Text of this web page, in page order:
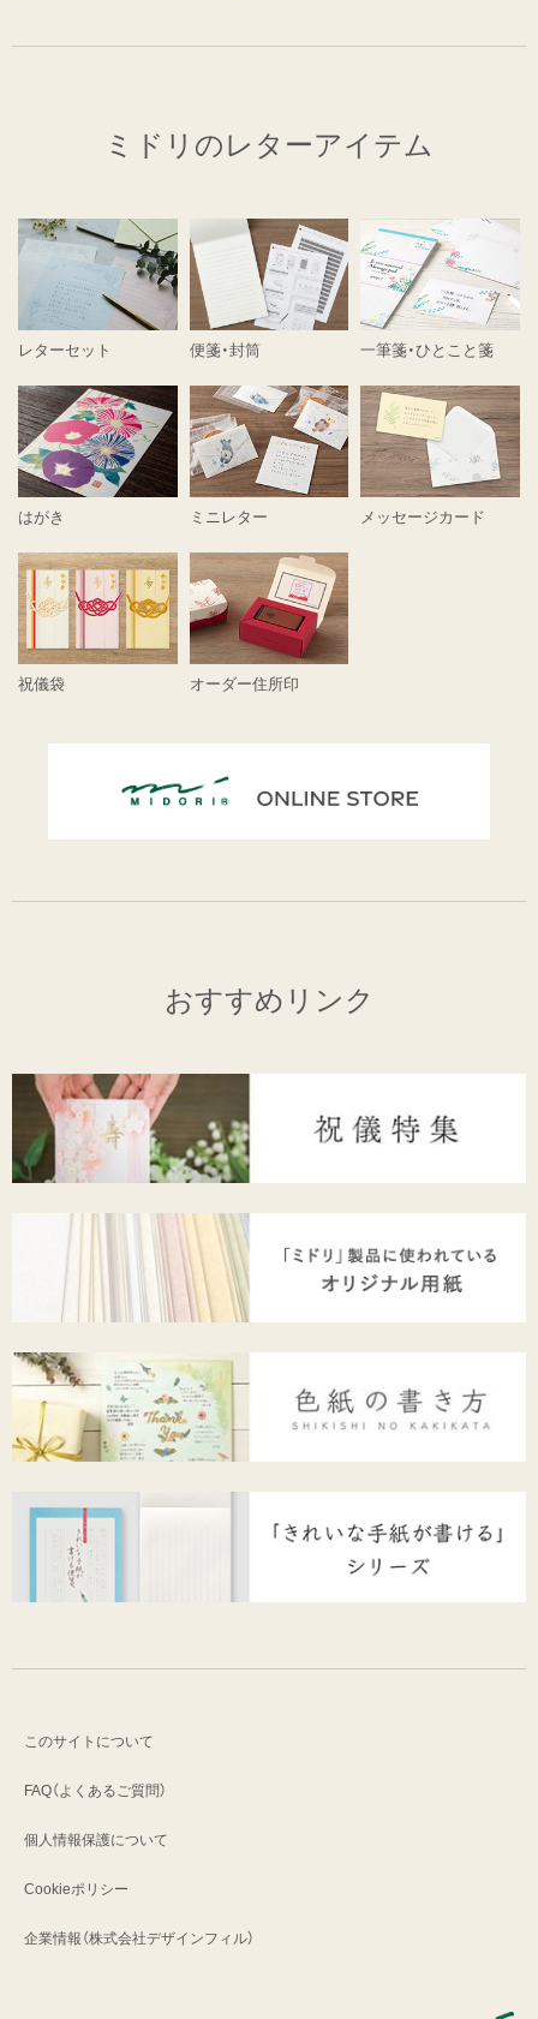
ミドリのレターアイテム
レターセット 便箋・封筒 一筆箋・ひとこと箋
はがき ミニレター メッセージカード
祝儀袋 オーダー住所印
おすすめリンク
このサイトについて
FAQ（よくあるご質問）
個人情報保護について
Cookieポリシー
企業情報（株式会社デザインフィル）